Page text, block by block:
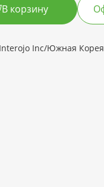
В корзину
Interojo Inc/Южная Корея